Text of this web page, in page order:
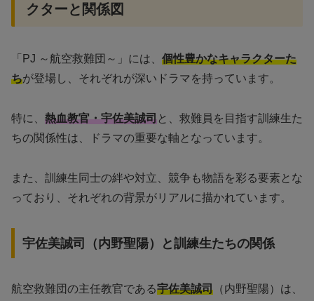
クターと関係図
「PJ ～航空救難団～」には、 個性豊かなキャラクターた
ちが登場し、それぞれが深いドラマを持っています。
特に、 熱血教官・宇佐美誠司と、救難員を目指す訓練生た
ちの関係性は、ドラマの重要な軸となっています。
また、訓練生同士の絆や対立、競争も物語を彩る要素とな
っており、それぞれの背景がリアルに描かれています。
宇佐美誠司（内野聖陽）と訓練生たちの関係
航空救難団の主任教官である宇佐美誠司 （内野聖陽）は、